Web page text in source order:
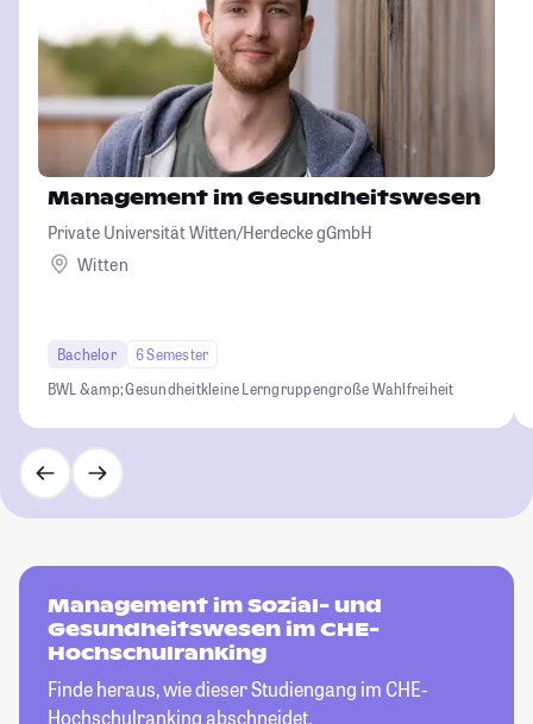
Management im Gesundheitswesen
Private Universität Witten/Herdecke gGmbH
Witten
Bachelor
6 Semester
BWL &amp; Gesundheitkleine Lerngruppengroße Wahlfreiheit
Management im Sozial- und
Gesundheitswesen im CHE-
Hochschulranking
Finde heraus, wie dieser Studiengang im CHE-
Hochschulranking abschneidet.